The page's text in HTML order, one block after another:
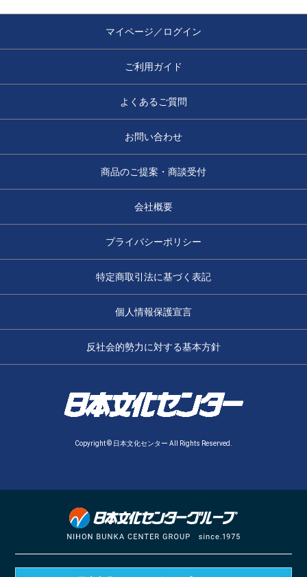
マイページ／ログイン
ご利用ガイド
よくあるご質問
お問い合わせ
商品のご提案・商談受付
会社概要
プライバシーポリシー
特定商取引法に基づく表記
個人情報保護宣言
反社会的勢力に対する基本方針
Copyright © 日本文化センター All Rights Reserved.